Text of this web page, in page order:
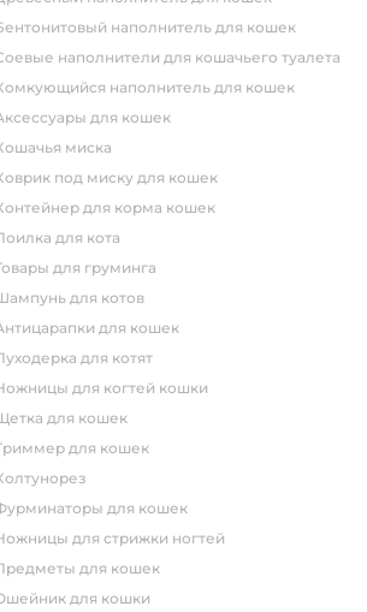
бентонитовый наполнитель для кошек
соевые наполнители для кошачьего туалета
комкующийся наполнитель для кошек
аксессуары для кошек
кошачья миска
коврик под миску для кошек
контейнер для корма кошек
поилка для кота
товары для груминга
шампунь для котов
антицарапки для кошек
пуходерка для котят
ножницы для когтей кошки
щетка для кошек
триммер для кошек
колтунорез
фурминаторы для кошек
ножницы для стрижки ногтей
предметы для кошек
ошейник для кошки